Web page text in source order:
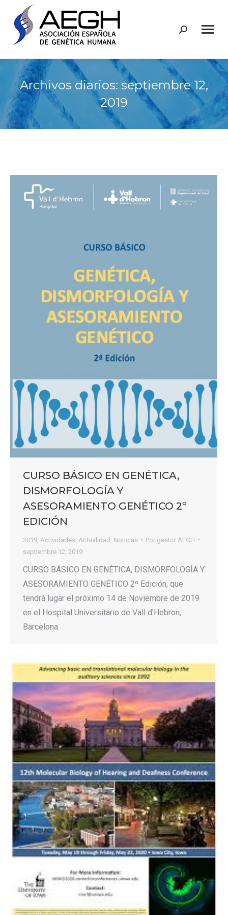
Buscar:
Archivos diarios: septiembre 12,
2019
CURSO BÁSICO EN GENÉTICA,
DISMORFOLOGÍA Y
ASESORAMIENTO GENÉTICO 2º
EDICIÓN
2019 Actividades Actualidad Noticias Por gestor AEGH
septiembre 12, 2019
CURSO BÁSICO EN GENÉTICA, DISMORFOLOGÍA Y
ASESORAMIENTO GENÉTICO 2º Edición, que
tendrá lugar el próximo 14 de Noviembre de 2019
en el Hospital Universitario de Vall d’Hebron,
Barcelona.